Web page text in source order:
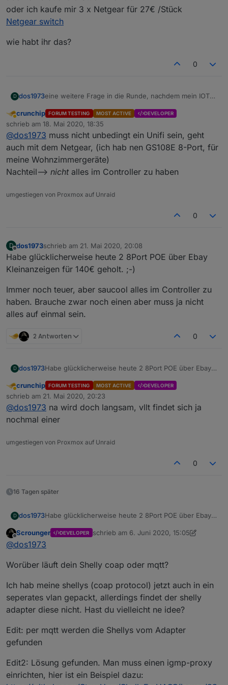
oder ich kaufe mir 3 x Netgear für 27€ /Stück
Netgear switch
wie habt ihr das?
0
D dos1973eine weitere Frage in die Runde, nachdem mein IOT
Kabelgebundenen in das IOT schieben.
ich habe bisher noch keine Erfahrung mit vlan
Switches.
Frage: muss es ein Unifi Switch sein? die lächeln mich
schon an ;-), gerade das alle im Controller zu haben,
aber ich brauche 3 Stück = 320€
oder ich kaufe mir 3 x Netgear für 27€ /Stück
Netgear switch
wie habt ihr das?
Abwesend
crunchip FORUM TESTING MOST ACTIVE DEVELOPER
schrieb am 18. Mai 2020, 18:35
zuletzt editiert von
@dos1973 muss nicht unbedingt ein Unifi sein, geht
auch mit dem Netgear, (ich hab nen GS108E 8-Port, für
meine Wohnzimmergeräte)
Nachteil--> nichtalles im Controller zu haben
umgestiegen von Proxmox auf Unraid
0
D
Offline
dos1973schrieb am 21. Mai 2020, 20:08
zuletzt editiert von
Habe glücklicherweise heute 2 8Port POE über Ebay
Kleinanzeigen für 140€ geholt. ;-)
Immer noch teuer, aber saucool alles im Controller zu
haben. Brauche zwar noch einen aber muss ja nicht
alles auf einmal sein.
2 Antworten 0
D dos1973Habe glücklicherweise heute 2 8Port POE über Ebay
Immer noch teuer, aber saucool alles im Controller zu
haben. Brauche zwar noch einen aber muss ja nicht
alles auf einmal sein.
Abwesend
crunchip FORUM TESTING MOST ACTIVE DEVELOPER
schrieb am 21. Mai 2020, 20:23
zuletzt editiert von
@dos1973 na wird doch langsam, vllt findet sich ja
nochmal einer
umgestiegen von Proxmox auf Unraid
0
16 Tagen später
D dos1973Habe glücklicherweise heute 2 8Port POE über Ebay
Immer noch teuer, aber saucool alles im Controller zu
haben. Brauche zwar noch einen aber muss ja nicht
Offline
Scrounger DEVELOPER schrieb am 6. Juni 2020, 15:05
zuletzt editiert von Scrounger6. Juni
@dos1973
Worüber läuft dein Shelly coap oder mqtt?
Ich hab meine shellys (coap protocol) jetzt auch in ein
seperates vlan gepackt, allerdings findet der shelly
adapter diese nicht. Hast du vielleicht ne idee?
Edit: per mqtt werden die Shellys vom Adapter
gefunden
Edit2: Lösung gefunden. Man muss einen igmp-proxy
einrichten, hier ist ein Beispiel dazu: